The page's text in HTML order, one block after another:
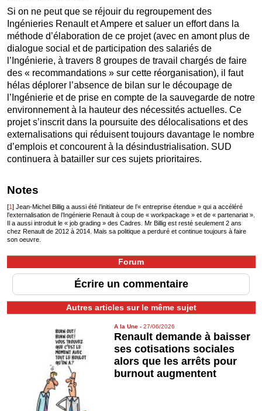
Si on ne peut que se réjouir du regroupement des
Ingénieries Renault et Ampere et saluer un effort dans la
méthode d’élaboration de ce projet (avec en amont plus de
dialogue social et de participation des salariés de
l’Ingénierie, à travers 8 groupes de travail chargés de faire
des « recommandations » sur cette réorganisation), il faut
hélas déplorer l’absence de bilan sur le découpage de
l’Ingénierie et de prise en compte de la sauvegarde de notre
environnement à la hauteur des nécessités actuelles. Ce
projet s’inscrit dans la poursuite des délocalisations et des
externalisations qui réduisent toujours davantage le nombre
d’emplois et concourent à la désindustrialisation. SUD
continuera à batailler sur ces sujets prioritaires.
Notes
[1] Jean-Michel Billig a aussi été l’initiateur de l’« entreprise étendue » qui a accéléré
l’externalisation de l’Ingénierie Renault à coup de « workpackage » et de « partenariat ».
Il a aussi introduit le « job grading » des Cadres. Mr Billig est resté seulement 2 ans
chez Renault de 2012 à 2014. Mais sa politique a perduré et continue toujours à faire
son oeuvre.
Forum
Écrire un commentaire
Autres articles sur le même sujet
A la Une -27/06/2026
Renault demande à baisser
ses cotisations sociales
alors que les arrêts pour
burnout augmentent